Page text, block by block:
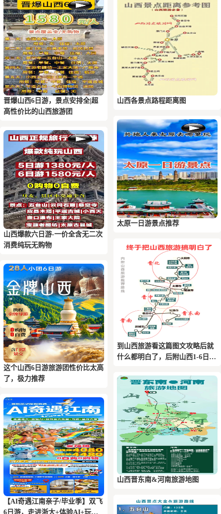
晋爆山西6日游，景点安排全|超
高性价比的山西旅游团
山西爆款六日游-一价全含无二次
消费纯玩无购物
这个山西6日游旅游团性价比太高
了，极力推荐
【AI奇遇江南亲子/毕业季】双飞
6日游，走进浙大+体验AI+玩转
山西各景点路程距离图
太原一日游景点推荐
到山西旅游看这篇图文攻略后就
什么都明白了，后附山西1-6日游
山西晋东南&河南旅游地图